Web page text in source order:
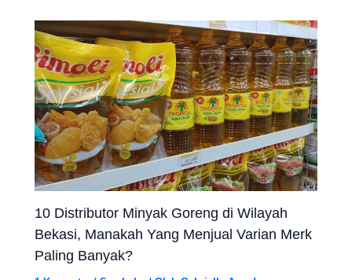
10 Distributor Minyak Goreng di Wilayah
Bekasi, Manakah Yang Menjual Varian Merk
Paling Banyak?